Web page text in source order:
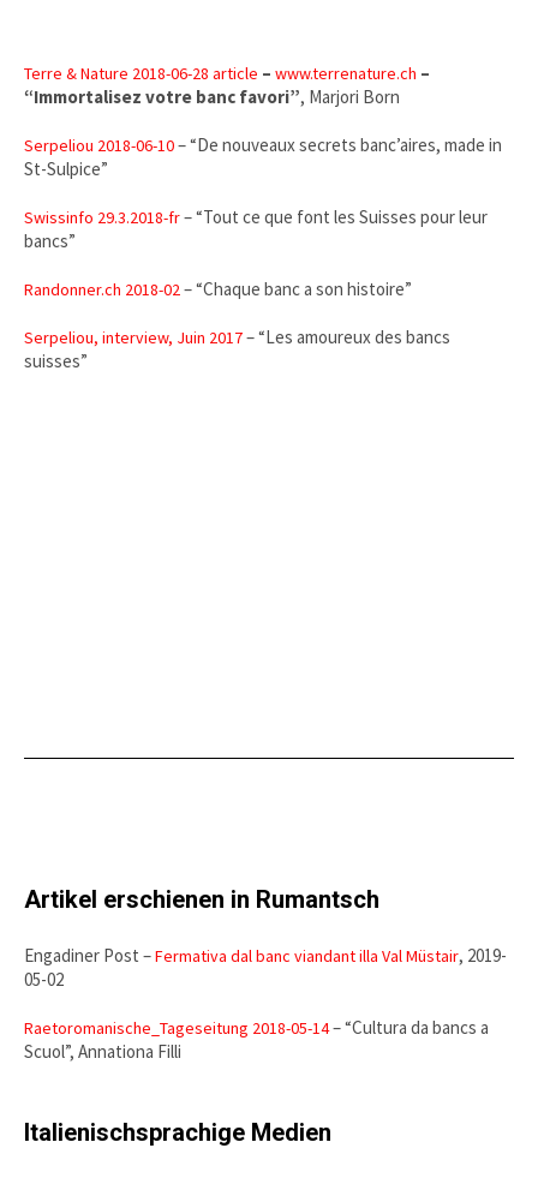
Terre & Nature 2018-06-28 article –www.terrenature.ch –
“Immortalisez votre banc favori”, Marjori Born
Serpeliou 2018-06-10– “De nouveaux secrets banc’aires, made in
St-Sulpice”
Swissinfo 29.3.2018-fr– “Tout ce que font les Suisses pour leur
bancs”
Randonner.ch 2018-02– “Chaque banc a son histoire”
Serpeliou, interview, Juin 2017– “Les amoureux des bancs
suisses”
Artikel erschienen in Rumantsch
Engadiner Post –Fermativa dal banc viandant illa Val Müstair, 2019-
05-02
Raetoromanische_Tageseitung 2018-05-14– “Cultura da bancs a
Scuol”, Annationa Filli
Italienischsprachige Medien